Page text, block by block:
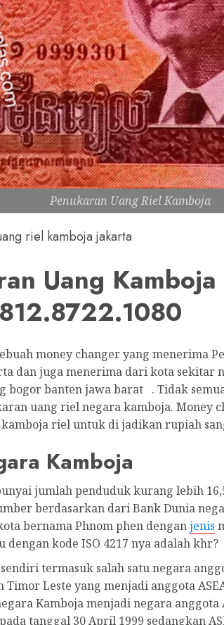
Penukaran Uang Riel Kamboja
riel kamboja jakarta
Uang
money changer yang menerima
dan juga menerima dari kota sekitar
bogor banten jawa barat . Tidak
uang riel negara kamboja. Money
riel untuk di jadikan rupiah
Kamboja
jumlah penduduk kurang lebih
berdasarkan dari Bank Dunia
bernama Phnom phen denganjenis
dengan kode ISO 4217 nya adalah khr?
termasuk salah satu negara
Timor Leste yang menjadi anggota
Kamboja menjadi negara anggota
tanggal 30 April 1999 sedangkan